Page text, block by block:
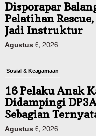
Disporapar
Pelatihan
Jadi Instruktur
Agustus 6, 2026
Sosial & Keagamaan
16 Pelaku Anak
Didampingi
Sebagian
Agustus 6, 2026